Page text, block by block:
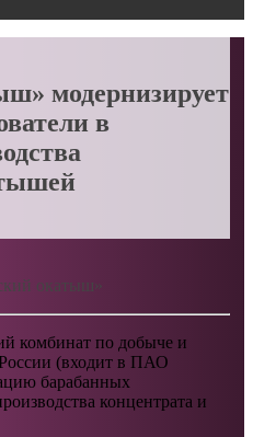
модернизирует
в
окатыш»
комбинат по добыче и
(входит в ПАО
барабанных
концентрата и